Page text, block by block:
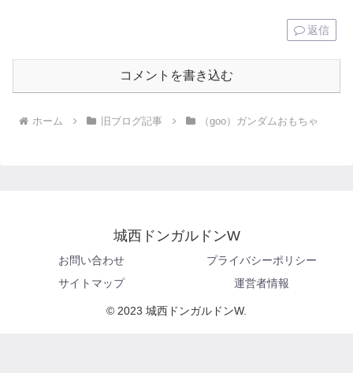
返信
コメントを書き込む
ホーム 旧ブログ記事 （goo）ガンダムおもちゃ
城西ドンガルドンW
お問い合わせ
プライバシーポリシー
サイトマップ
運営者情報
© 2023 城西ドンガルドンW.